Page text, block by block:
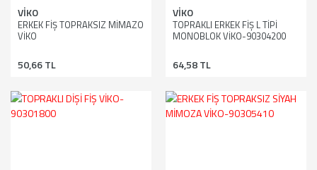
VİKO
ERKEK FİŞ TOPRAKSIZ MİMAZO
VİKO
50,66 TL
VİKO
TOPRAKLI ERKEK FİŞ L TİPİ
MONOBLOK VİKO-90304200
64,58 TL